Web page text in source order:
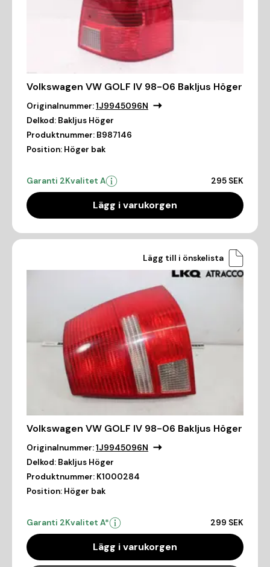
Volkswagen VW GOLF IV 98-06 Bakljus Höger
Originalnummer:1J9945096N
Delkod: Bakljus Höger
Produktnummer: B987146
Position: Höger bak
Garanti 2Kvalitet A 295 SEK
Lägg i varukorgen
Lägg till i önskelista
Volkswagen VW GOLF IV 98-06 Bakljus Höger
Originalnummer:1J9945096N
Delkod: Bakljus Höger
Produktnummer: K1000284
Position: Höger bak
Garanti 2Kvalitet A* 299 SEK
Lägg i varukorgen